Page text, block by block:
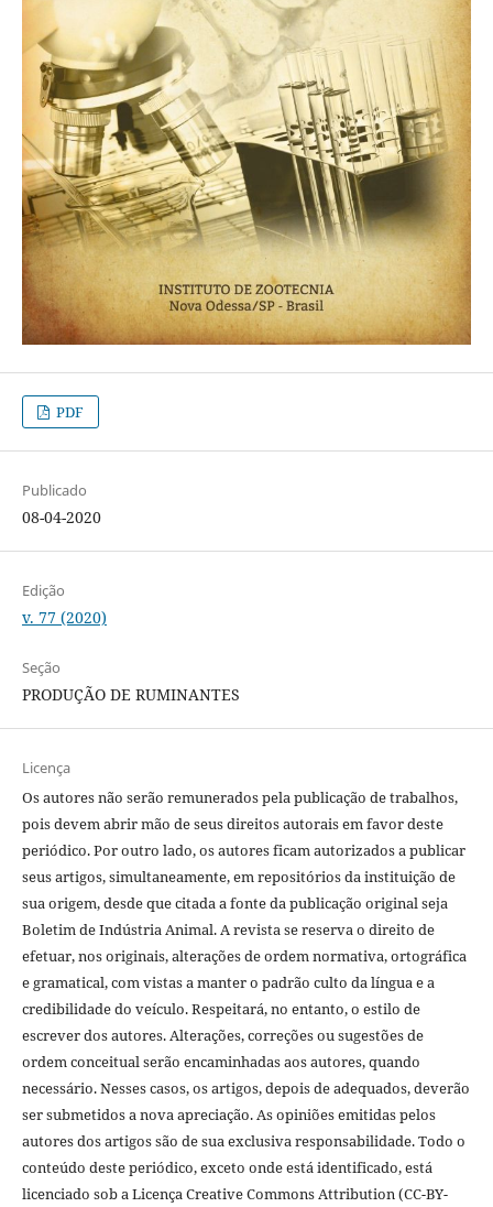
PDF
Publicado
08-04-2020
Edição
v. 77 (2020)
Seção
PRODUÇÃO DE RUMINANTES
Licença
Os autores não serão remunerados pela publicação de trabalhos,
pois devem abrir mão de seus direitos autorais em favor deste
periódico. Por outro lado, os autores ficam autorizados a publicar
seus artigos, simultaneamente, em repositórios da instituição de
sua origem, desde que citada a fonte da publicação original seja
Boletim de Indústria Animal. A revista se reserva o direito de
efetuar, nos originais, alterações de ordem normativa, ortográfica
e gramatical, com vistas a manter o padrão culto da língua e a
credibilidade do veículo. Respeitará, no entanto, o estilo de
escrever dos autores. Alterações, correções ou sugestões de
ordem conceitual serão encaminhadas aos autores, quando
necessário. Nesses casos, os artigos, depois de adequados, deverão
ser submetidos a nova apreciação. As opiniões emitidas pelos
autores dos artigos são de sua exclusiva responsabilidade. Todo o
conteúdo deste periódico, exceto onde está identificado, está
licenciado sob a Licença Creative Commons Attribution (CC-BY-